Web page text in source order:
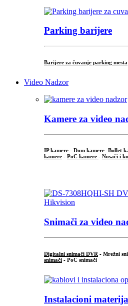
Parking barijere
Barijere za čuvanje parking mesta
Video Nadzor
Kamere za video
IP kamere - Dom kamere -Bullet
kamere - PoC kamere - Nosači i
Snimači za video
Digitalni snimači DVR - Mrežni
snimači - PoC snimači
Instalacioni